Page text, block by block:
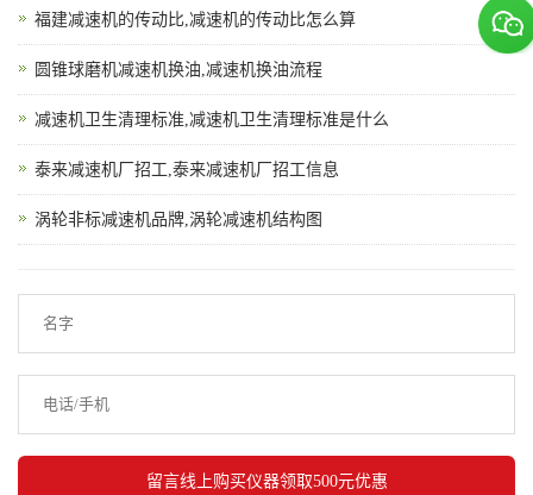
福建减速机的传动比,减速机的传动比怎么算
圆锥球磨机减速机换油,减速机换油流程
减速机卫生清理标准,减速机卫生清理标准是什么
泰来减速机厂招工,泰来减速机厂招工信息
涡轮非标减速机品牌,涡轮减速机结构图